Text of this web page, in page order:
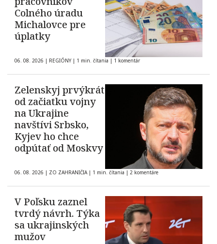
Colného úradu
Michalovce pre
úplatky
06. 08. 2026 | REGIÓNY | 1 min. čítania | 1 komentár
Zelenskyj prvýkrát
od začiatku vojny
na Ukrajine
navštívi Srbsko,
Kyjev ho chce
odpútať od Moskvy
06. 08. 2026 | ZO ZAHRANIČIA | 1 min. čítania | 2 komentáre
V Poľsku zaznel
tvrdý návrh. Týka
sa ukrajinských
mužov